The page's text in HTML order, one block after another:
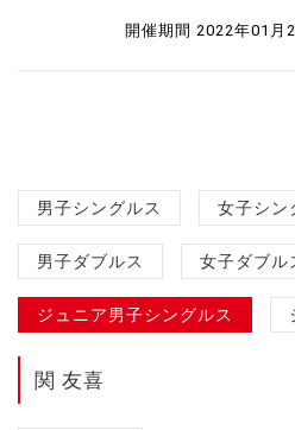
開催期間 2022年01月
男子シングルス 女子シン
男子ダブルス 女子ダブル
ジュニア男子シングルス
関 友喜